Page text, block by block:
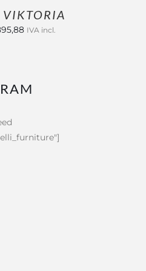
Il
€1.895,88.
IVA incl.